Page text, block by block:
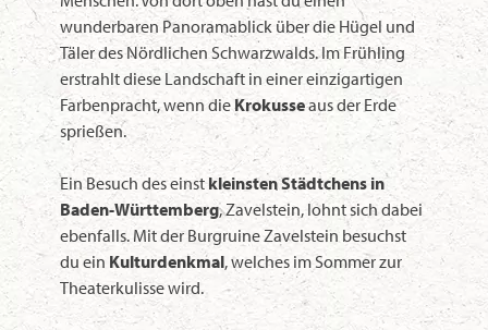
wunderbaren Panoramablick über die Hügel und
Täler des Nördlichen Schwarzwalds. Im Frühling
erstrahlt diese Landschaft in einer einzigartigen
Farbenpracht, wenn dieKrokusseaus der Erde
sprießen.
Ein Besuch des einstkleinsten Städtchens in
Baden-Württemberg, Zavelstein, lohnt sich dabei
ebenfalls. Mit der Burgruine Zavelstein besuchst
du ein Kulturdenkmal, welches im Sommer zur
Theaterkulisse wird.